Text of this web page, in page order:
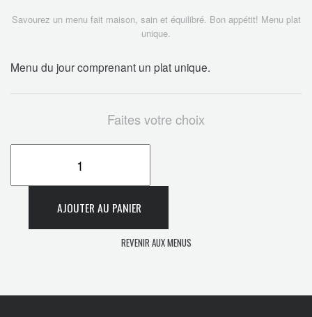
Savourez un menu fait maison, sain et équilibré. Bon appétit! Menu plat
unique.
Menu du jour comprenant un plat unique.
Faites votre choix
AJOUTER AU PANIER
REVENIR AUX MENUS